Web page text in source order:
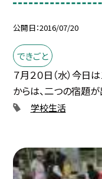
公開日 2016/07/20
できごと
７月２０日（水）今
からは、二つの宿題
学校生活